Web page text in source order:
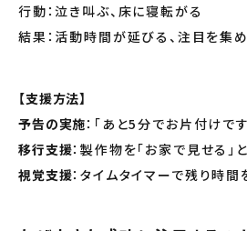
行動：泣き叫ぶ、床に寝転がる
結果：活動時間が延びる、注目を集
【支援方法】
予告の実施：「あと5分でお片付けで
移行支援：製作物を「お家で見せる」
視覚支援：タイムタイマーで残り時間